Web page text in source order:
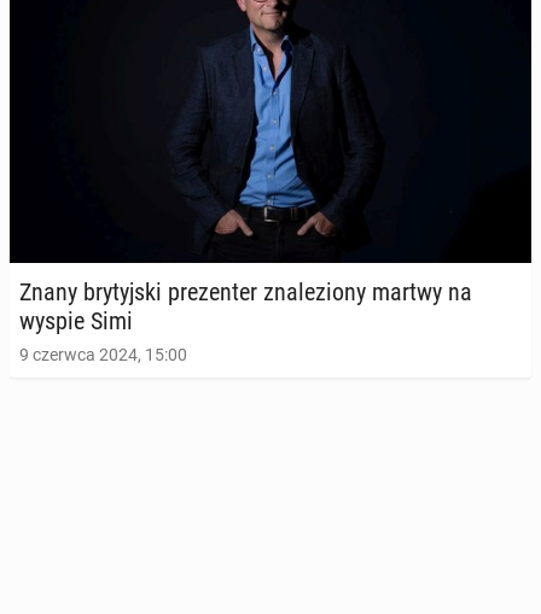
Znany bry­tyj­ski pre­zen­ter zna­le­zio­ny martwy na
wyspie Simi
9 czerwca 2024, 15:00